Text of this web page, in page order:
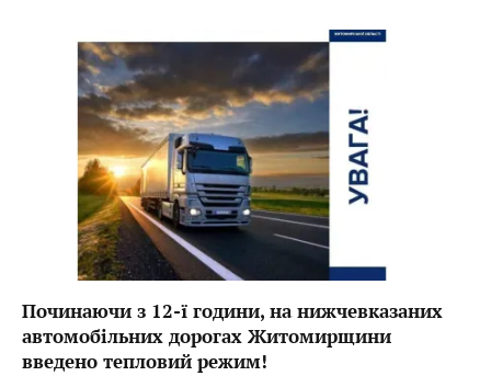
Починаючи з 12-ї години, на нижчевказаних
автомобільних дорогах Житомирщини
введено тепловий режим!